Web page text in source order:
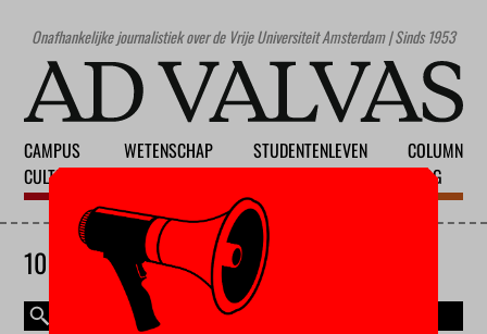
Onafhankelijke journalistiek over de Vrije Universiteit Amsterdam | Sinds 1953
CAMPUS
CULTUUR
WETENSCHAP
STUDENTENLEVEN
COLUMN
BLOG
10 AUGUSTUS 2026